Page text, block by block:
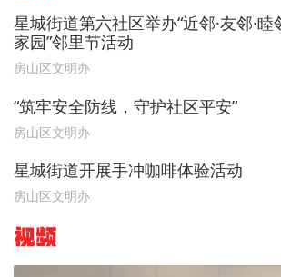
星城街道第六社区举办“近邻·友邻·
家园”邻里节活动
房山区文明办
“筑牢安全防线，守护社区平安”
房山区文明办
星城街道开展手冲咖啡体验活动
房山区文明办
视频